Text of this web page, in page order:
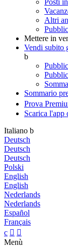
Posti
Altri
Mettere in
Vendi subito
b
Sommario
Prova
Scarica l'app
Italiano b
Deutsch
Deutsch
Deutsch
Polski
English
English
Nederlands
Nederlands
Español
Français
c  
Menù